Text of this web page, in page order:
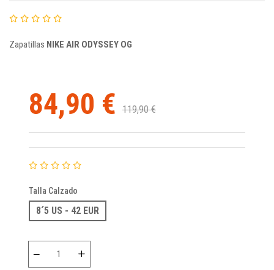
Zapatillas NIKE AIR ODYSSEY OG
84,90 € 119,90 €
Talla Calzado
8´5 US - 42 EUR